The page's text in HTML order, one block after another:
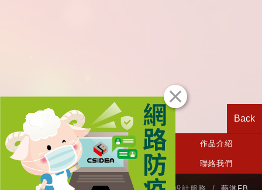
Back
CSIDEA首頁 關於我們 作品介紹
相關消息 設計服務 聯絡我們